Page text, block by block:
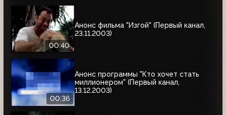
00:40
Анонс фильма "Изгой" (Первый канал,
23.11.2003)
00:36
Анонс программы "Кто хочет стать
миллионером" (Первый канал,
13.12.2003)